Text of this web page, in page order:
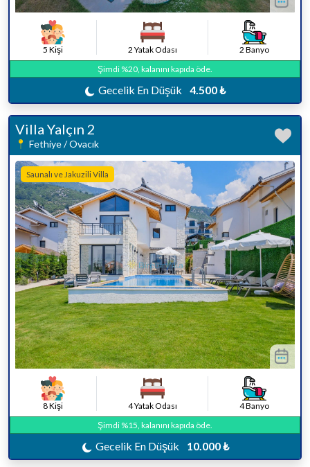
5 Kişi 2 Yatak Odası
2 Banyo
Şimdi %20, kalanını kapıda öde.
Gecelik En Düşük 4.500 ₺
Villa Yalçın 2
Fethiye / Ovacık
Saunalı ve Jakuzili Villa
8 Kişi 4 Yatak Odası
4 Banyo
Şimdi %15, kalanını kapıda öde.
Gecelik En Düşük 10.000 ₺